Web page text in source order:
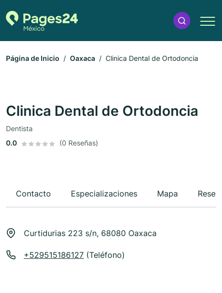
Página de Inicio Oaxaca Clinica Dental de Ortodoncia
Clinica Dental de Ortodoncia
Dentista
0.0
(0 Reseñas)
Contacto Especializaciones Mapa
Curtidurias 223 s/n, 68080 Oaxaca
+529515186127 (Teléfono)